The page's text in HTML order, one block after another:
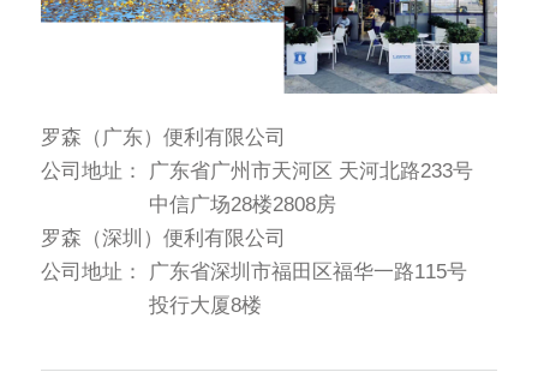
罗森（广东）便利有限公司
公司地址：
广东省广州市天河区 天河北路233号
中信广场28楼2808房
罗森（深圳）便利有限公司
公司地址：
广东省深圳市福田区福华一路115号
投行大厦8楼